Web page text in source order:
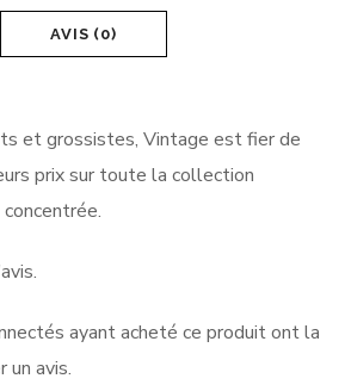
AVIS (0)
et grossistes, Vintage est fier de
prix sur toute la collection
concentrée.
ayant acheté ce produit ont la
un avis.